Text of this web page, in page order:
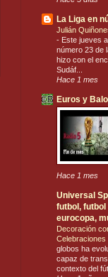
La Liga en
Julián
- Este jueves
número 23 de
hizo con el
Sudáf...
Hace 1 mes
Euros y
Hace 1 mes
Universal
futbol, futbol
eurocopa,
Decoración
globos ha
capaz de
contexto del